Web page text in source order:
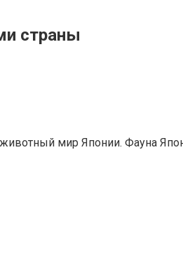
страны
мир Японии. Фауна